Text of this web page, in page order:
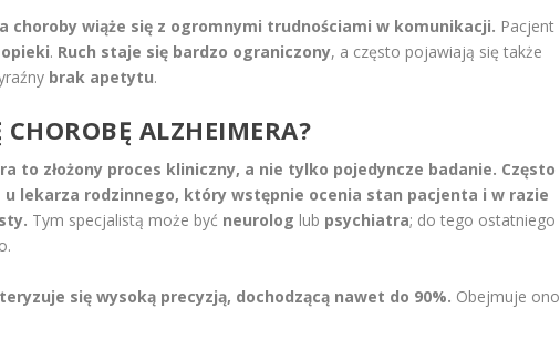
choroby wiąże się z ogromnymi trudnościami w komunikacji. Pacjent
. Ruch staje się bardzo ograniczony, a często pojawiają się także
brak apetytu.
CHOROBĘ ALZHEIMERA?
to złożony proces kliniczny, a nie tylko pojedyncze badanie. Często
lekarza rodzinnego, który wstępnie ocenia stan pacjenta i w razie
Tym specjalistą może być neurolog lub psychiatra; do tego ostatniego
się wysoką precyzją, dochodzącą nawet do 90%. Obejmuje ono